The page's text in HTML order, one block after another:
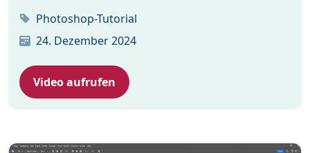
Photoshop-Tutorial
24. Dezember 2024
Video aufrufen